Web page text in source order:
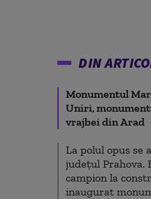
DIN
Monumentul
Uniri,
vrajbei din Arad
La polul opus se
judeţul Prahova.
campion la
inaugurat